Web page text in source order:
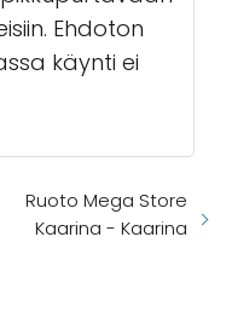
Ehdoton
käynti ei
Ruoto Mega Store
Kaarina - Kaarina